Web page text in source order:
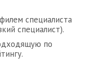
специалиста
специалист).
по